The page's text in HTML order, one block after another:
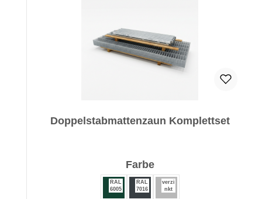
Doppelstabmattenzaun Komplettset
Farbeauswählen
RAL
6005
RAL
7016
verzi
nkt